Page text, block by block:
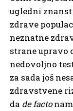
ugledni
zdrave
neznatne
strane upravo
nedovoljno
za sada još
zdravstvene
da de facto